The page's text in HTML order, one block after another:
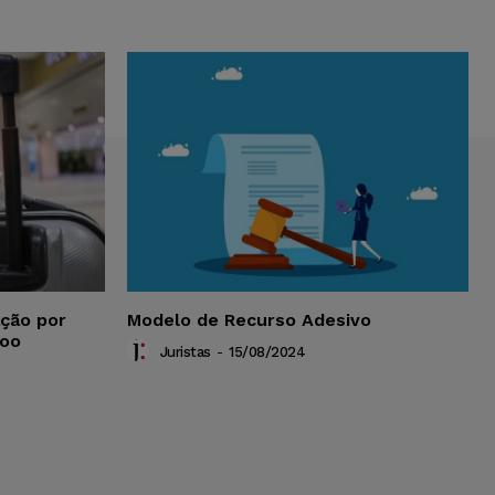
por
Modelo de Recurso Adesivo
Juristas - 15/08/2024